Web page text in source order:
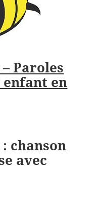
Paroles
enfant en
chanson
avec